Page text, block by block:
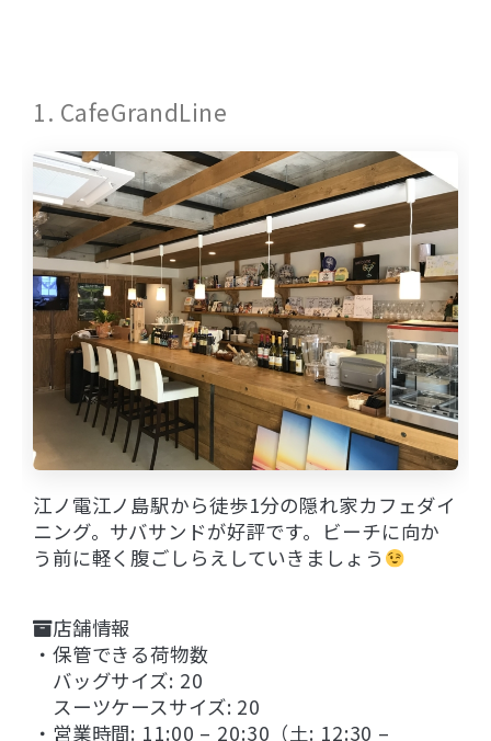
1. CafeGrandLine
江ノ電江ノ島駅から徒歩1分の隠れ家カフェダイ
ニング。サバサンドが好評です。ビーチに向か
う前に軽く腹ごしらえしていきましょう
店舗情報
・保管できる荷物数
バッグサイズ: 20
スーツケースサイズ: 20
・営業時間: 11:00 – 20:30（土: 12:30 –